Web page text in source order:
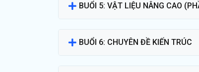
BUỔI 5: VẬT LIỆU NÂNG CAO
BUỔI 6: CHUYÊN ĐỀ KIẾN TRÚC